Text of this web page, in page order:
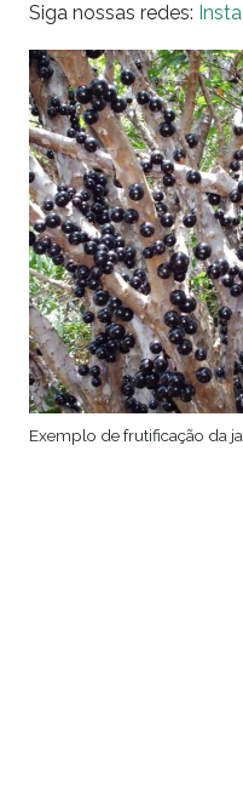
Siga nossas redes:
Exemplo de frutificação da